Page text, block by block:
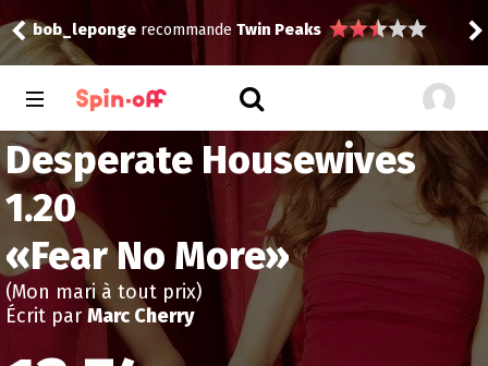
bob_leponge recommande Twin Peaks
Desperate Housewives
1.20
«Fear No More»
(Mon mari à tout prix)
Écrit par Marc Cherry